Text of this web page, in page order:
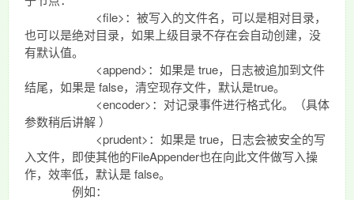
<file>：被写入的文件名，可以是相对目录，
也可以是绝对目录，如果上级目录不存在会自动创建，没
有默认值。
<append>：如果是 true，日志被追加到文件
结尾，如果是 false，清空现存文件，默认是true。
<encoder>：对记录事件进行格式化。（具体
参数稍后讲解 ）
<prudent>：如果是 true，日志会被安全的写
入文件，即使其他的FileAppender也在向此文件做写入操
作，效率低，默认是 false。
例如：